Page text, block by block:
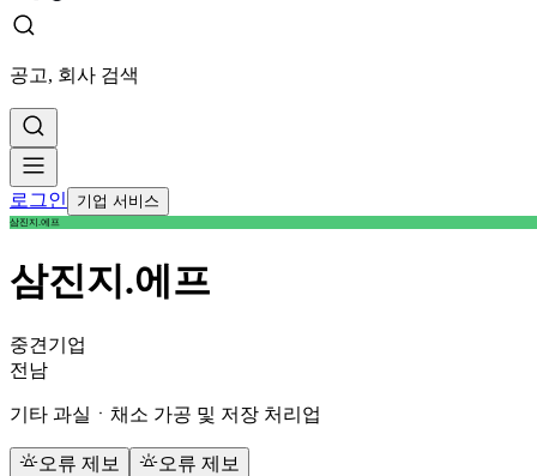
공고, 회사 검색
로그인 기업 서비스
삼진지.에프
삼진지.에프
중견기업
전남
기타 과실ㆍ채소 가공 및 저장 처리업
오류 제보
오류 제보